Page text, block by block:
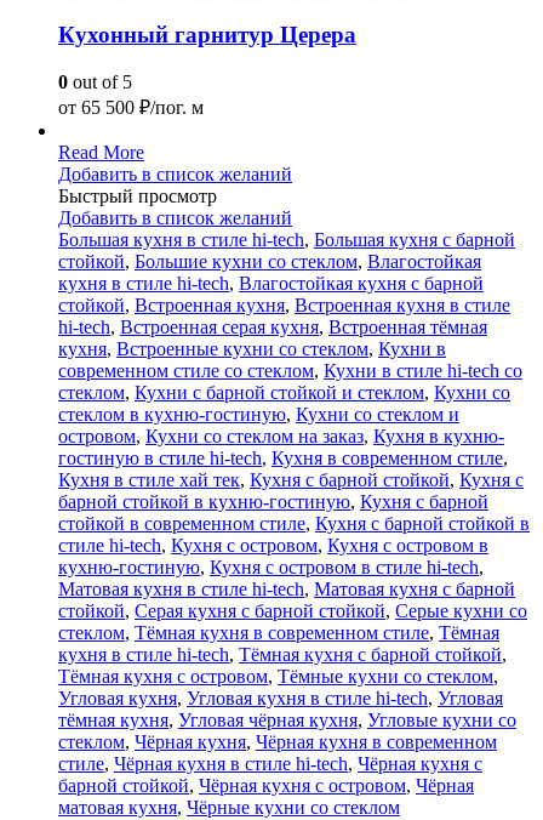
Кухонный гарнитур Церера
0 out of 5
от 65 500 ₽/пог. м
Read More
Добавить в список желаний
Быстрый просмотр
Добавить в список желаний
Большая кухня в стиле hi-tech, Большая кухня с барной
стойкой, Большие кухни со стеклом, Влагостойкая
кухня в стиле hi-tech, Влагостойкая кухня с барной
стойкой, Встроенная кухня, Встроенная кухня в стиле
hi-tech, Встроенная серая кухня, Встроенная тёмная
кухня, Встроенные кухни со стеклом, Кухни в
современном стиле со стеклом, Кухни в стиле hi-tech со
стеклом, Кухни с барной стойкой и стеклом, Кухни со
стеклом в кухню-гостиную, Кухни со стеклом и
островом, Кухни со стеклом на заказ, Кухня в кухню-
гостиную в стиле hi-tech, Кухня в современном стиле,
Кухня в стиле хай тек, Кухня с барной стойкой, Кухня с
барной стойкой в кухню-гостиную, Кухня с барной
стойкой в современном стиле, Кухня с барной стойкой в
стиле hi-tech, Кухня с островом, Кухня с островом в
кухню-гостиную, Кухня с островом в стиле hi-tech,
Матовая кухня в стиле hi-tech, Матовая кухня с барной
стойкой, Серая кухня с барной стойкой, Серые кухни со
стеклом, Тёмная кухня в современном стиле, Тёмная
кухня в стиле hi-tech, Тёмная кухня с барной стойкой,
Тёмная кухня с островом, Тёмные кухни со стеклом,
Угловая кухня, Угловая кухня в стиле hi-tech, Угловая
тёмная кухня, Угловая чёрная кухня, Угловые кухни со
стеклом, Чёрная кухня, Чёрная кухня в современном
стиле, Чёрная кухня в стиле hi-tech, Чёрная кухня с
барной стойкой, Чёрная кухня с островом, Чёрная
матовая кухня, Чёрные кухни со стеклом